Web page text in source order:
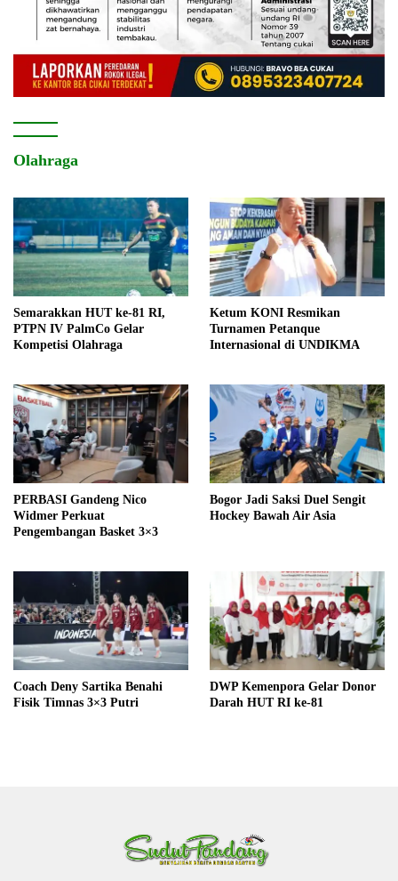
Olahraga
Semarakkan HUT ke-81 RI,
PTPN IV PalmCo Gelar
Kompetisi Olahraga
Ketum KONI Resmikan
Turnamen Petanque
Internasional di UNDIKMA
PERBASI Gandeng Nico
Widmer Perkuat
Pengembangan Basket 3×3
Bogor Jadi Saksi Duel Sengit
Hockey Bawah Air Asia
Coach Deny Sartika Benahi
Fisik Timnas 3×3 Putri
DWP Kemenpora Gelar Donor
Darah HUT RI ke-81